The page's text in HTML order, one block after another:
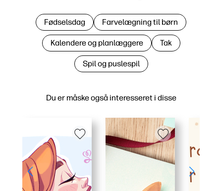
Du er måske også interesseret i disse
Fødselsdag Farvelægning til børn
Kalendere og planlæggere Tak
Spil og puslespil